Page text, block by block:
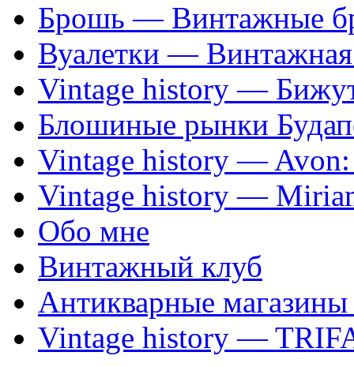
Брошь — Винтажные
Вуалетки — Винтажная
Vintage history —
Блошиные рынки
Vintage history —
Vintage history —
Обо мне
Винтажный клуб
Антикварные
Vintage history —